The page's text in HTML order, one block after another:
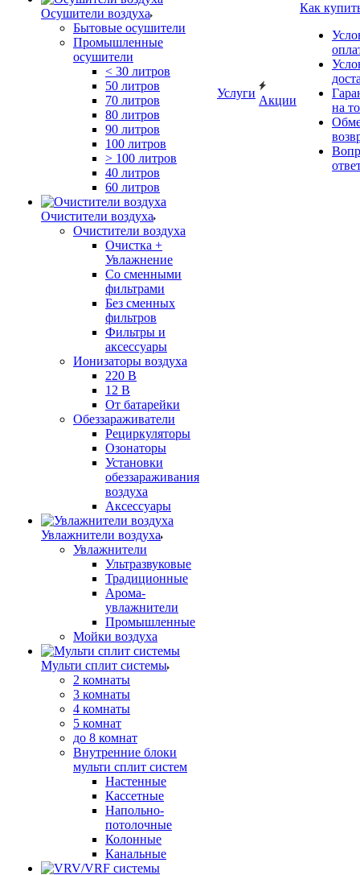
Осушители воздуха
Бытовые осушители
Промышленные
осушители
< 30 литров
50 литров
70 литров
80 литров
90 литров
100 литров
> 100 литров
40 литров
60 литров
Очистители воздуха
Очистители воздуха
Очистка +
Увлажнение
Cо сменными
фильтрами
Без сменных
фильтров
Фильтры и
аксессуары
Ионизаторы воздуха
220 В
12 В
От батарейки
Обеззараживатели
Рециркуляторы
Озонаторы
Установки
обеззараживания
воздуха
Аксессуары
Увлажнители воздуха
Увлажнители
Ультразвуковые
Традиционные
Арома-
увлажнители
Промышленные
Мойки воздуха
Мульти сплит системы
2 комнаты
3 комнаты
4 комнаты
5 комнат
до 8 комнат
Внутренние блоки
мульти сплит систем
Настенные
Кассетные
Напольно-
потолочные
Колонные
Канальные
Услуги
Акции
Как
на